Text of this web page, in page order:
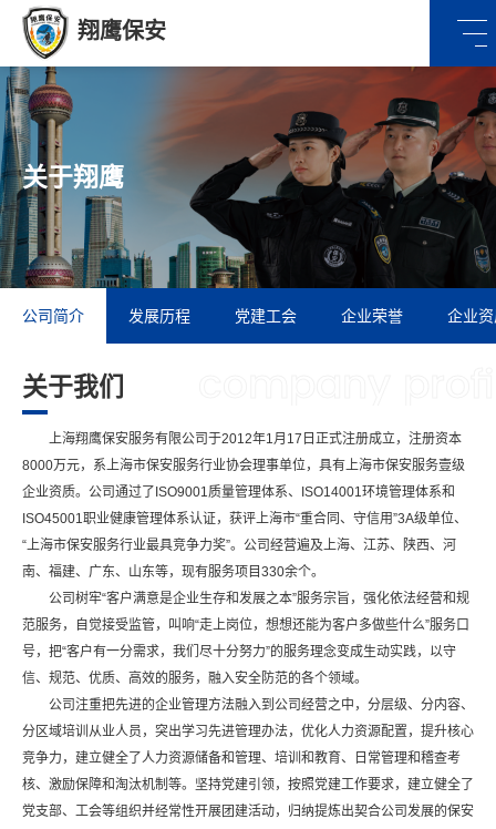
翔鹰保安
关于翔鹰
公司简介 发展历程 党建工会 企业荣誉 企业
关于我们
上海翔鹰保安服务有限公司于2012年1月17日正式注册成立，注册资本
8000万元，系上海市保安服务行业协会理事单位，具有上海市保安服务壹级
企业资质。公司通过了ISO9001质量管理体系、ISO14001环境管理体系和
ISO45001职业健康管理体系认证，获评上海市“重合同、守信用”3A级单位、
“上海市保安服务行业最具竞争力奖”。公司经营遍及上海、江苏、陕西、河
南、福建、广东、山东等，现有服务项目330余个。
公司树牢“客户满意是企业生存和发展之本”服务宗旨，强化依法经营和规
范服务，自觉接受监管，叫响“走上岗位，想想还能为客户多做些什么”服务口
号，把“客户有一分需求，我们尽十分努力”的服务理念变成生动实践，以守
信、规范、优质、高效的服务，融入安全防范的各个领域。
公司注重把先进的企业管理方法融入到公司经营之中，分层级、分内容、
分区域培训从业人员，突出学习先进管理办法，优化人力资源配置，提升核心
竞争力，建立健全了人力资源储备和管理、培训和教育、日常管理和稽查考
核、激励保障和淘汰机制等。坚持党建引领，按照党建工作要求，建立健全了
党支部、工会等组织并经常性开展团建活动，归纳提炼出契合公司发展的保安